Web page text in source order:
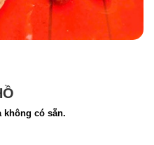
không có sẵn.